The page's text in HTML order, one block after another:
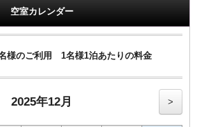
空室カレンダー
様のご利用 1名様1泊あたりの料金
2025年12月 >